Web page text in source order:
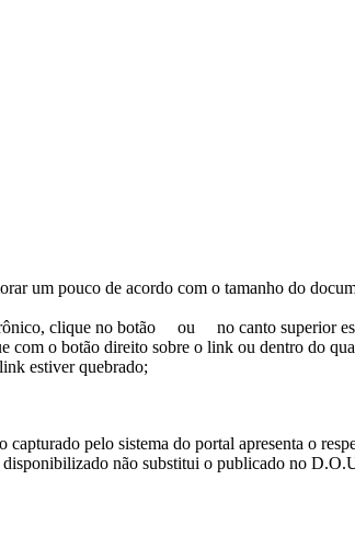
um pouco de acordo com o tamanho do
clique no botão
ou
no canto superior
com o botão direito sobre o link ou dentro do
estiver quebrado;
capturado pelo sistema do portal apresenta o
disponibilizado não substitui o publicado no